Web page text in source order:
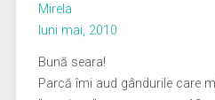
Mirela
luni mai, 2010
Bună seara!
Parcă îmi aud gândurile care